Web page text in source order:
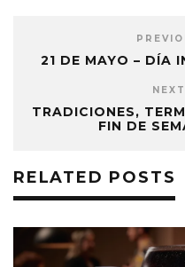
21 DE MAYO – DÍA
TRADICIONES,
FIN DE
RELATED POSTS